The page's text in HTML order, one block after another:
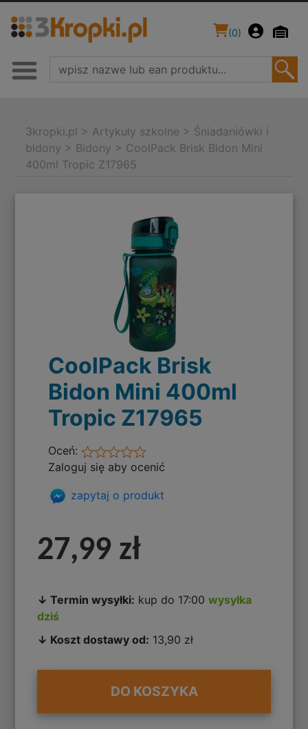
(0)
3kropki.pl > Artykuły szkolne > Śniadaniówki i
bidony > Bidony > CoolPack Brisk Bidon Mini
400ml Tropic Z17965
CoolPack Brisk
Bidon Mini 400ml
Tropic Z17965
Oceń:
Zaloguj się aby ocenić
zapytaj o produkt
27,99 zł
↓ Termin wysyłki: kup do 17:00wysyłka
dziś
↓ Koszt dostawy od: 13,90 zł
DO KOSZYKA